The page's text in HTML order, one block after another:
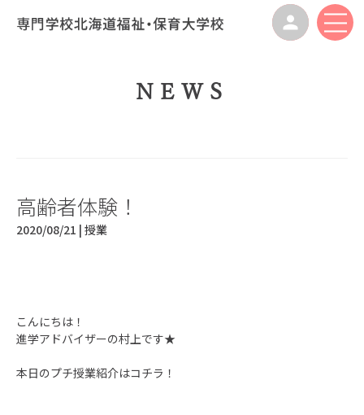
NEWS
高齢者体験！
2020/08/21 | 授業
こんにちは！
進学アドバイザーの村上です★
本日のプチ授業紹介はコチラ！